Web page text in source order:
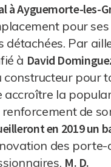
à Ayguemorte-les-
pour
Par
à David
pour
accroître la
de
en 2019 un
des
M. D.